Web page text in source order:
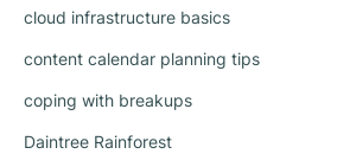
cloud infrastructure basics
content calendar planning tips
coping with breakups
Daintree Rainforest